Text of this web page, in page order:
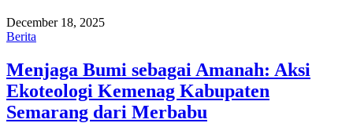
December 18, 2025
Berita
Menjaga Bumi sebagai Amanah: Aksi
Ekoteologi Kemenag Kabupaten
Semarang dari Merbabu